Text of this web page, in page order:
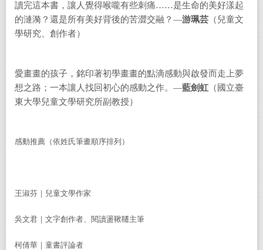
讀完這本書，讓人覺得喉嚨有些刺痛……是生命的美好漾起
的漣漪？還是所有美好背後的苦澀交融？—游珮芸 （兒童文
學研究、創作者）
愛畫畫的孩子，銘印著初學畫畫的點滴感動與啟發而走上夢
想之路；一本讓人找回初心的感動之作。—藍劍虹 （國立臺
東大學兒童文學研究所副教授）
感動推薦（依姓氏筆畫順序排列）
王淑芬｜兒童文學作家
吳文君｜文字創作者、閱讀盪鞦韆主筆
柯倩華｜童書評論者